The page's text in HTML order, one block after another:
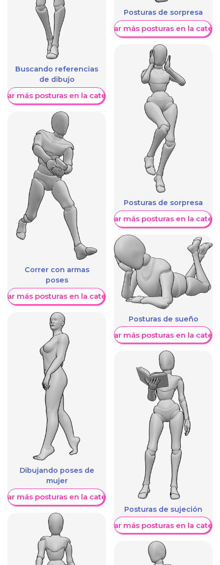
Buscando referencias
de dibujo
más posturas en la categoría
Correr con armas
poses
más posturas en la categoría
Dibujando poses de
mujer
más posturas en la categoría
Posturas de sorpresa
Mostrar más posturas en la
Posturas de sorpresa
Mostrar más posturas en la
Posturas de sueño
Mostrar más posturas en la
Posturas de sujeción
Mostrar más posturas en la